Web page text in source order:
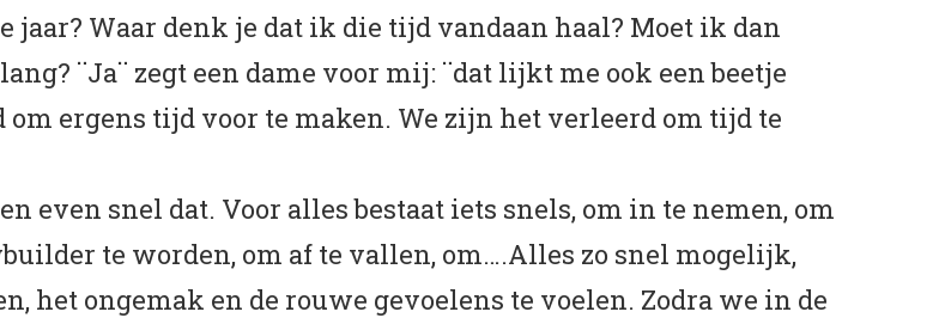
jaar? Waar denk je dat ik die tijd vandaan haal? Moet ik dan
¨Ja¨ zegt een dame voor mij: ¨dat lijkt me ook een beetje
ergens tijd voor te maken. We zijn het verleerd om tijd te
even snel dat. Voor alles bestaat iets snels, om in te nemen, om
te worden, om af te vallen, om….Alles zo snel mogelijk,
het ongemak en de rouwe gevoelens te voelen. Zodra we in de